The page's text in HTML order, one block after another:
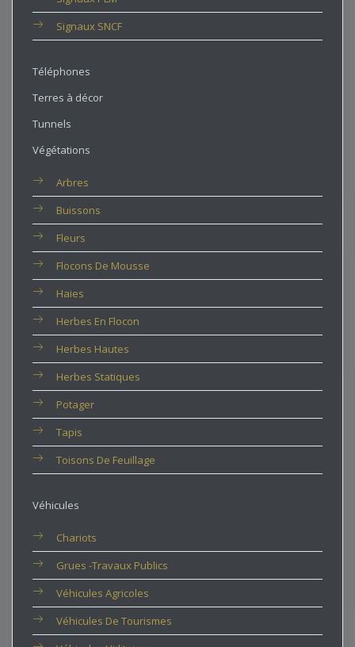
Signaux SNCF
Téléphones
Terres à décor
Tunnels
Végétations
Arbres
Buissons
Fleurs
Flocons De Mousse
Haies
Herbes En Flocon
Herbes Hautes
Herbes Statiques
Potager
Tapis
Toisons De Feuillage
Véhicules
Chariots
Grues -travaux Publics
Véhicules Agricoles
Véhicules De Tourismes